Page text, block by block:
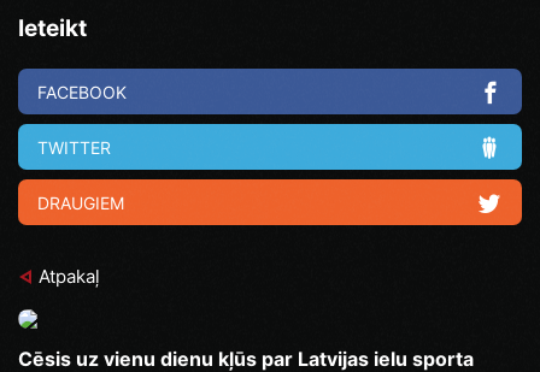
Ieteikt
FACEBOOK
TWITTER
DRAUGIEM
Atpakaļ
Cēsis uz vienu dienu kļūs par Latvijas ielu sporta